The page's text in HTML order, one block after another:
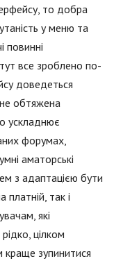
то добра
у меню та
повинні
все зроблено по-
доведеться
обтяжена
ускладнює
форумах,
аматорські
з адаптацією бути
так і
які
цілком
краще зупинитися